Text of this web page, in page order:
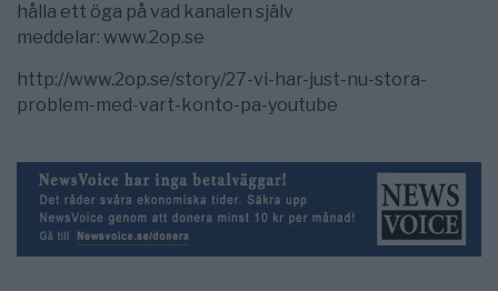
hålla ett öga på vad kanalen själv
meddelar: www.2op.se
http://www.2op.se/story/27-vi-har-just-nu-stora-
problem-med-vart-konto-pa-youtube